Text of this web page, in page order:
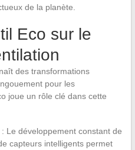
de la planète.
Eco sur le
des transformations
pour les
joue un rôle clé dans cette
: Le développement constant de
capteurs intelligents permet